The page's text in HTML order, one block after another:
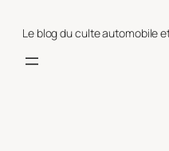
Le blog du culte automobile